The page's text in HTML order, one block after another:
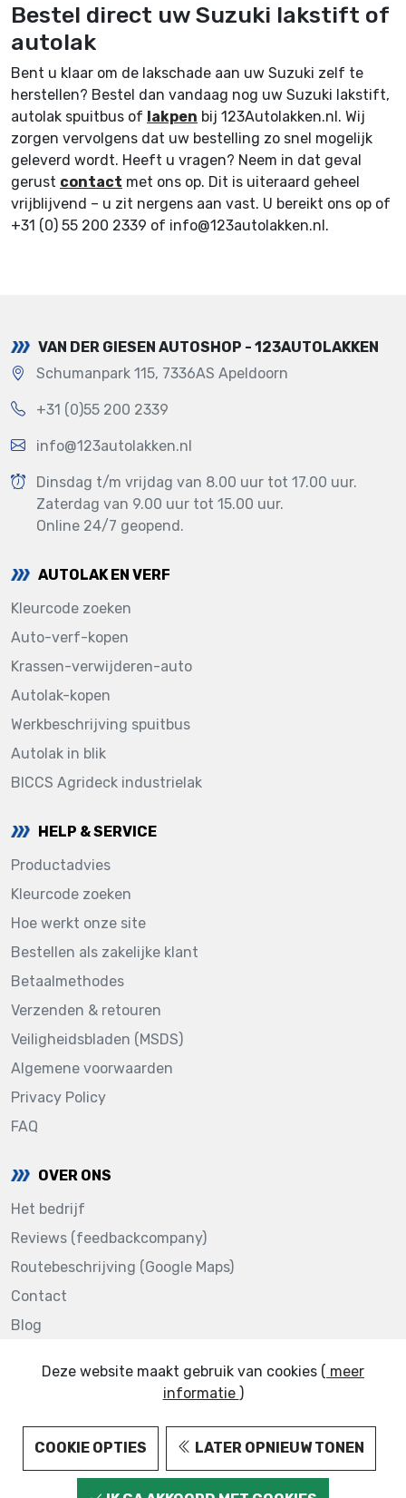
Bestel direct uw Suzuki lakstift of
autolak
Bent u klaar om de lakschade aan uw Suzuki zelf te
herstellen? Bestel dan vandaag nog uw Suzuki lakstift,
autolak spuitbus of lakpen bij 123Autolakken.nl. Wij
zorgen vervolgens dat uw bestelling zo snel mogelijk
geleverd wordt. Heeft u vragen? Neem in dat geval
gerust contact met ons op. Dit is uiteraard geheel
vrijblijvend – u zit nergens aan vast. U bereikt ons op of
+31 (0) 55 200 2339 of info@123autolakken.nl.
VAN DER GIESEN AUTOSHOP - 123AUTOLAKKEN
Schumanpark 115, 7336AS Apeldoorn
+31 (0)55 200 2339
info@123autolakken.nl
Dinsdag t/m vrijdag van 8.00 uur tot 17.00 uur.
Zaterdag van 9.00 uur tot 15.00 uur.
Online 24/7 geopend.
AUTOLAK EN VERF
Kleurcode zoeken
Auto-verf-kopen
Krassen-verwijderen-auto
Autolak-kopen
Werkbeschrijving spuitbus
Autolak in blik
BICCS Agrideck industrielak
HELP & SERVICE
Productadvies
Kleurcode zoeken
Hoe werkt onze site
Bestellen als zakelijke klant
Betaalmethodes
Verzenden & retouren
Veiligheidsbladen (MSDS)
Algemene voorwaarden
Privacy Policy
FAQ
OVER ONS
Het bedrijf
Reviews (feedbackcompany)
Routebeschrijving (Google Maps)
Contact
Blog
Deze website maakt gebruik van cookies ( meer
informatie )
COOKIE OPTIES LATER OPNIEUW TONEN